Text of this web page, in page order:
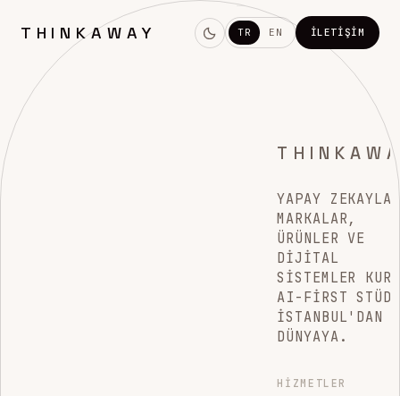
THINKAWAY TR EN İLETIŞIM
YAPAY ZEKAYLA
MARKALAR,
ÜRÜNLER VE
DIJITAL
SISTEMLER
AI-FIRST
İSTANBUL'DAN
DÜNYAYA.
HIZMETLER